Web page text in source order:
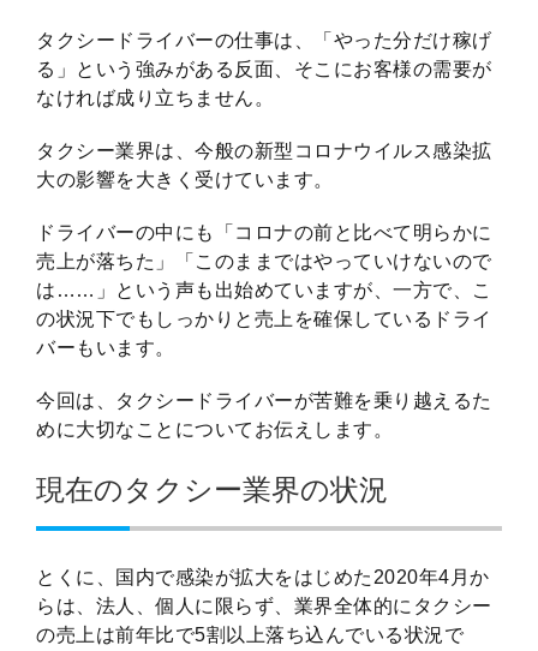
タクシードライバーの仕事は、「やった分だけ稼げ
る」という強みがある反面、そこにお客様の需要が
なければ成り立ちません。
タクシー業界は、今般の新型コロナウイルス感染拡
大の影響を大きく受けています。
ドライバーの中にも「コロナの前と比べて明らかに
売上が落ちた」「このままではやっていけないので
は……」という声も出始めていますが、一方で、こ
の状況下でもしっかりと売上を確保しているドライ
バーもいます。
今回は、タクシードライバーが苦難を乗り越えるた
めに大切なことについてお伝えします。
現在のタクシー業界の状況
とくに、国内で感染が拡大をはじめた2020年4月か
らは、法人、個人に限らず、業界全体的にタクシー
の売上は前年比で5割以上落ち込んでいる状況で